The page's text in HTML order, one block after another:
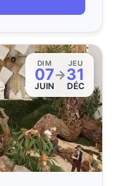
DIM
07
JUIN
→
JEU
31
DÉC